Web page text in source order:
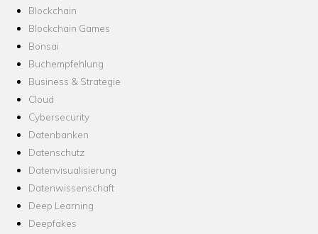
Blockchain
Blockchain Games
Bonsai
Buchempfehlung
Business & Strategie
Cloud
Cybersecurity
Datenbanken
Datenschutz
Datenvisualisierung
Datenwissenschaft
Deep Learning
Deepfakes